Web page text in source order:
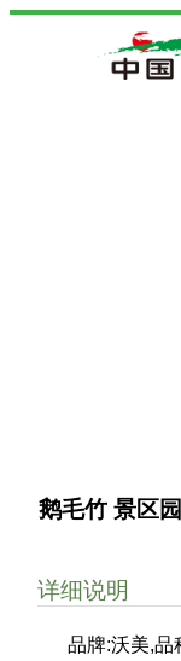
鹅毛竹 景区
详细说明
品牌:沃美,品